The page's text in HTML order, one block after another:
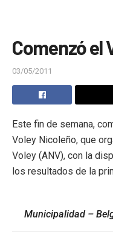
Comenzó el
03/05/2011
Este fin de semana,
Voley Nicoleño, que
Voley (ANV), con la
los resultados de la
Municipalidad –